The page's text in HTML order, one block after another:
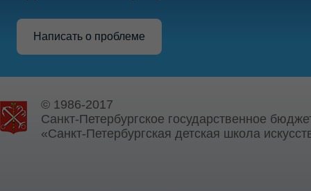
Написать о проблеме
© 1986-2017
Санкт-Петербургское государственное
«Санкт-Петербургская детская школа